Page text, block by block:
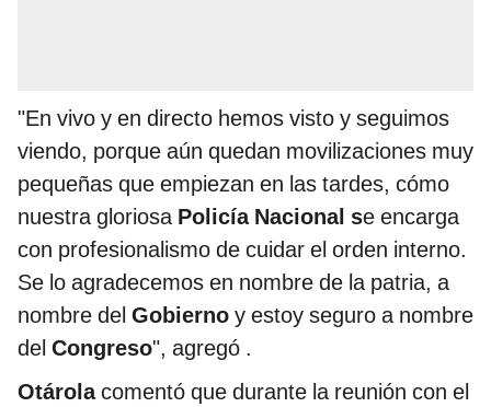
"En vivo y en directo hemos visto y seguimos
viendo, porque aún quedan movilizaciones muy
pequeñas que empiezan en las tardes, cómo
nuestra gloriosaPolicía Nacional se encarga
con profesionalismo de cuidar el orden interno.
Se lo agradecemos en nombre de la patria, a
nombre del Gobierno y estoy seguro a nombre
del Congreso", agregó .
Otárolacomentó que durante la reunión con el